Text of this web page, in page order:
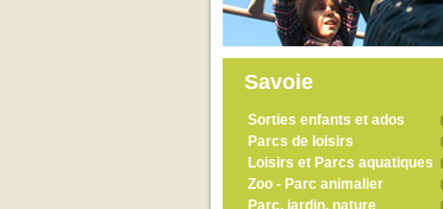
Savoie
Sorties enfants et ados
Parcs de loisirs
Loisirs et Parcs aquatiques
Zoo - Parc animalier
Parc, jardin, nature